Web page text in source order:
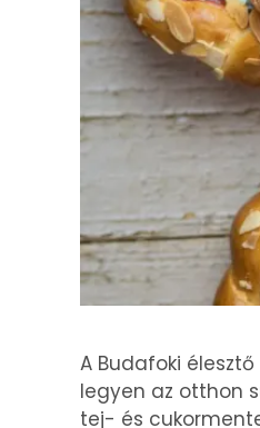
A Budafoki
legyen az otthon
tej- és